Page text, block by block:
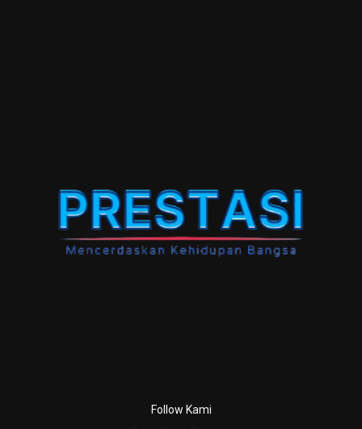
Follow Kami